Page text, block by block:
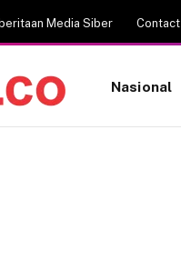
Media Siber Contact
Nasional